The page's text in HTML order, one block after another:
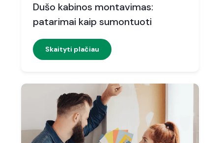
Dušo kabinos montavimas:
patarimai kaip sumontuoti
Skaityti plačiau